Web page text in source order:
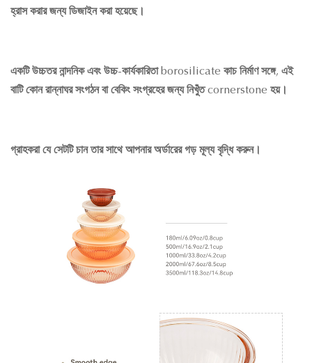
হ্রাস করার জন্য ডিজাইন করা হয়েছে।
একটি উচ্চতর নান্দনিক এবং উচ্চ-কার্যকারিতা borosilicate কাচ নির্মাণ সঙ্গে, এই
বাটি কোন রান্নাঘর সংগঠন বা বেকিং সংগ্রহের জন্য নিখুঁত cornerstone হয়।
গ্রাহকরা যে সেটটি চান তার সাথে আপনার অর্ডারের গড় মূল্য বৃদ্ধি করুন।